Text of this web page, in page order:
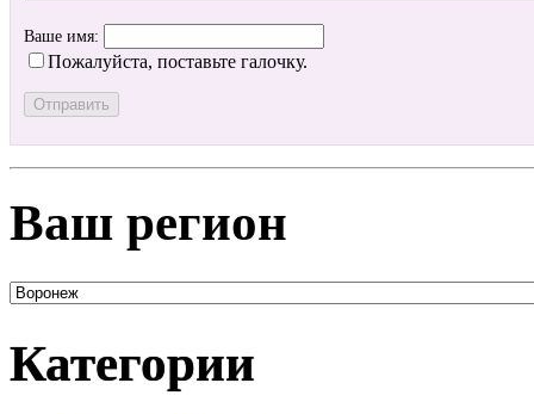
Ваше имя:
Пожалуйста, поставьте галочку.
Ваш регион
Категории